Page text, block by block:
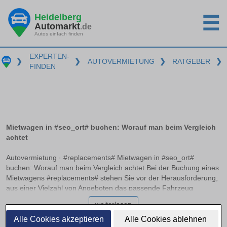
Alle Cookies akzeptieren Alle Cookies ablehnen
Heidelberg
Automarkt.de
Autos einfach finden ☰
❯
EXPERTEN-
FINDEN
❯ AUTOVERMIETUNG ❯ RATGEBER ❯
Mietwagen in #seo_ort# buchen: Worauf man beim Vergleich
achtet
Autovermietung · #replacements# Mietwagen in #seo_ort#
buchen: Worauf man beim Vergleich achtet Bei der Buchung eines
Mietwagens #replacements# stehen Sie vor der Herausforderung,
aus einer Vielzahl von Angeboten das passende Fahrzeug
auszuwählen. Neben unterschiedlichen Preisen und
Fahrzeugmodellen gibt es zahlreiche Aspekte wie die
Vollkaskoversicherung ohne Selbstbeteiligung und mögliche
weiterlesen